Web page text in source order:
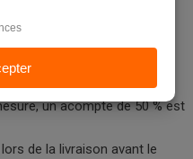
% pour traiter votre
un acompte de 50 % est
de la livraison avant le